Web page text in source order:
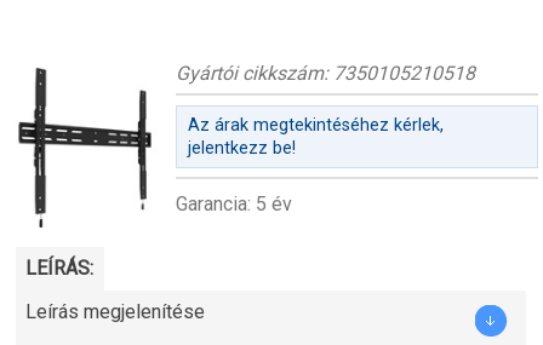
Gyártói cikkszám: 7350105210518
Az árak megtekintéséhez kérlek,
jelentkezz be!
Garancia: 5 év
LEÍRÁS:
Leírás megjelenítése